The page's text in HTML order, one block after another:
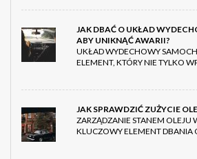
JAK DBAĆ O UKŁAD
ABY UNIKNĄĆ AWARII?
UKŁAD WYDECHOWY
ELEMENT, KTÓRY NIE TYLKO
JAK SPRAWDZIĆ ZUŻYCIE
ZARZĄDZANIE STANEM OLEJU
KLUCZOWY ELEMENT DBANIA